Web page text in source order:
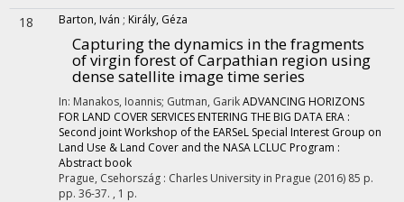
18 Barton, Iván ; Király, Géza
Capturing the dynamics in the fragments
of virgin forest of Carpathian region using
dense satellite image time series
In: Manakos, Ioannis; Gutman, GarikADVANCING HORIZONS
FOR LAND COVER SERVICES ENTERING THE BIG DATA ERA :
Second joint Workshop of the EARSeL Special Interest Group on
Land Use & Land Cover and the NASA LCLUC Program :
Abstract book
Prague, Csehország : Charles University in Prague (2016) 85 p.
pp. 36-37. , 1 p.